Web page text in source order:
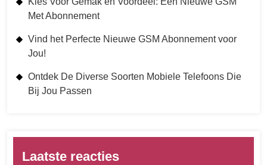
Met Abonnement
Vind het Perfecte Nieuwe GSM Abonnement voor
Jou!
Ontdek De Diverse Soorten Mobiele Telefoons Die
Bij Jou Passen
Laatste reacties